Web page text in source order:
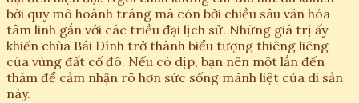
bởi quy mô hoành tráng mà còn bởi chiều sâu văn hóa
tâm linh gắn với các triều đại lịch sử. Những giá trị ấy
khiến chùa Bái Đính trở thành biểu tượng thiêng liêng
của vùng đất cố đô. Nếu có dịp, bạn nên một lần đến
thăm để cảm nhận rõ hơn sức sống mãnh liệt của di sản
này.